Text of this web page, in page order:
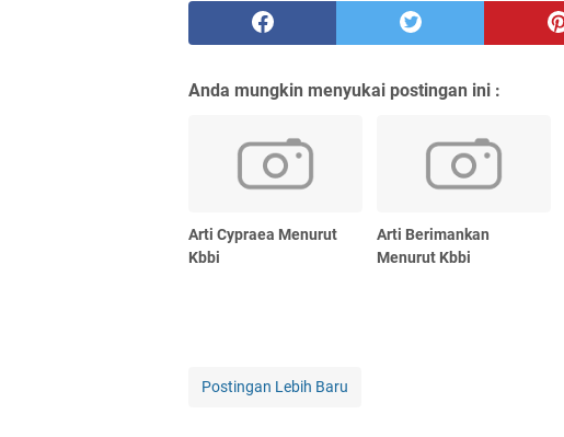
Anda mungkin menyukai postingan ini :
Arti Cypraea Menurut
Kbbi
Arti Berimankan
Menurut Kbbi
Postingan Lebih Baru